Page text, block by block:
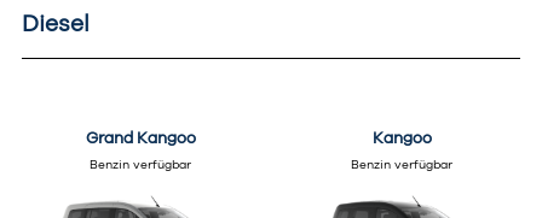
Diesel
Grand Kangoo
Benzin verfügbar
Kangoo
Benzin verfügbar